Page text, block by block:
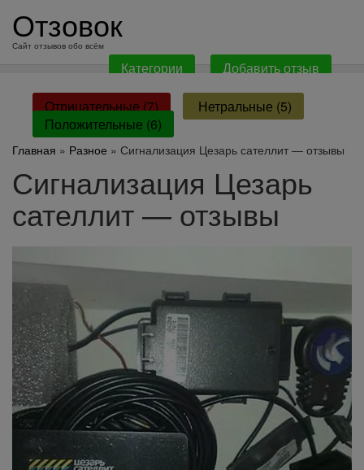
содержанию
Отзовок
Сайт отзывов обо всём
Категории Добавить отзыв
Отрицательные (7)
Нетральные (5)
Положительные (6)
Главная » Разное » Сигнализация Цезарь сателлит — отзывы
Сигнализация Цезарь
сателлит — отзывы